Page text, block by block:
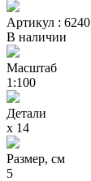
Артикул : 6240
В наличии
Масштаб
1:100
Детали
х 14
Размер, см
5